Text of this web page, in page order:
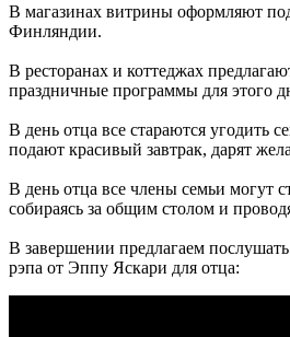
В магазинах витрины оформляют
Финляндии.
В ресторанах и коттеджах
праздничные программы для этого
В день отца все стараются
подают красивый завтрак, дарят
В день отца все члены семьи могут
собираясь за общим столом и
В завершении предлагаем
рэпа от Эппу Яскари для отца: